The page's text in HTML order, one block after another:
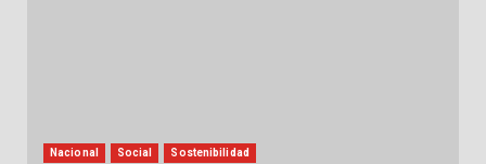
Nacional Social Sostenibilidad